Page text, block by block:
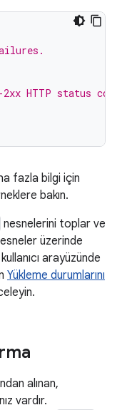
HTTP status
fazla bilgi için
bakın.
nesnelerini toplar ve
üzerinde
arayüzünde
Yükleme durumlarını
alınan,
vardır.